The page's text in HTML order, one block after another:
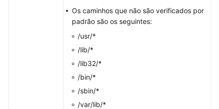
GerenciamentoOs caminhos que não são verificados por
padrão são os seguintes:
/usr/*
/lib/*
/lib32/*
/bin/*
/sbin/*
/var/lib/*